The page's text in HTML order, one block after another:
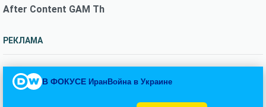
After Content GAM Th
РЕКЛАМА
В ФОКУСЕ Иран Война в Украине